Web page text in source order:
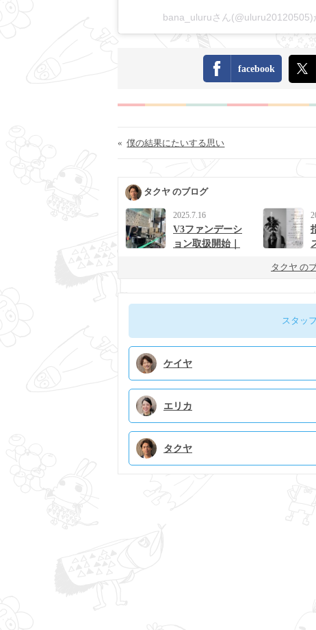
bana_uluruさん(@uluru20120505)
facebook
« 僕の結果にたいする思い
タクヤ のブログ
2025.7.16
V3ファンデーシ
ョン取扱開始｜
タクヤ の
スタッ
ケイヤ
エリカ
タクヤ